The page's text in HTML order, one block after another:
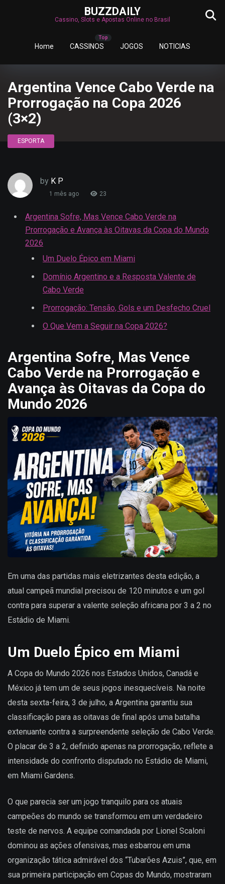
BUZZDAILY
Cassino, Slots e Apostas Online no Brasil
Home CASSINOS JOGOS NOTICIAS
Argentina Vence Cabo Verde na
Prorrogação na Copa 2026
(3×2)
ESPORTA
by K P
1 mês ago 23
Argentina Sofre, Mas Vence Cabo Verde na
Prorrogação e Avança às Oitavas da Copa do Mundo
2026
Um Duelo Épico em Miami
Domínio Argentino e a Resposta Valente de
Cabo Verde
Prorrogação: Tensão, Gols e um Desfecho Cruel
O Que Vem a Seguir na Copa 2026?
Argentina Sofre, Mas Vence
Cabo Verde na Prorrogação e
Avança às Oitavas da Copa do
Mundo 2026
Em uma das partidas mais eletrizantes desta edição, a
atual campeã mundial precisou de 120 minutos e um gol
contra para superar a valente seleção africana por 3 a 2 no
Estádio de Miami.
Um Duelo Épico em Miami
A Copa do Mundo 2026 nos Estados Unidos, Canadá e
México já tem um de seus jogos inesquecíveis. Na noite
desta sexta-feira, 3 de julho, a Argentina garantiu sua
classificação para as oitavas de final após uma batalha
extenuante contra a surpreendente seleção de Cabo Verde.
O placar de 3 a 2, definido apenas na prorrogação, reflete a
intensidade do confronto disputado no Estádio de Miami,
em Miami Gardens.
O que parecia ser um jogo tranquilo para os atuais
campeões do mundo se transformou em um verdadeiro
teste de nervos. A equipe comandada por Lionel Scaloni
dominou as ações ofensivas, mas esbarrou em uma
organização tática admirável dos “Tubarões Azuis”, que, em
sua primeira participação em Copas do Mundo, mostraram